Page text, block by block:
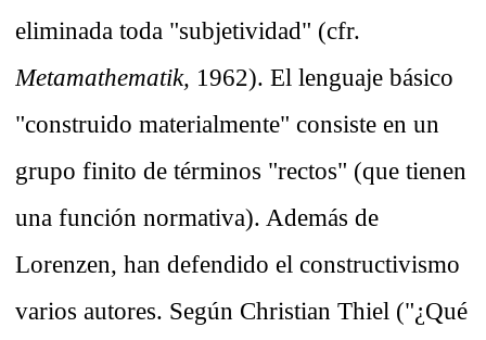
eliminada toda "subjetividad" (cfr.
Metamathematik, 1962). El lenguaje básico
"construido materialmente" consiste en un
grupo finito de términos "rectos" (que tienen
una función normativa). Además de
Lorenzen, han defendido el constructivismo
varios autores. Según Christian Thiel ("¿Qué